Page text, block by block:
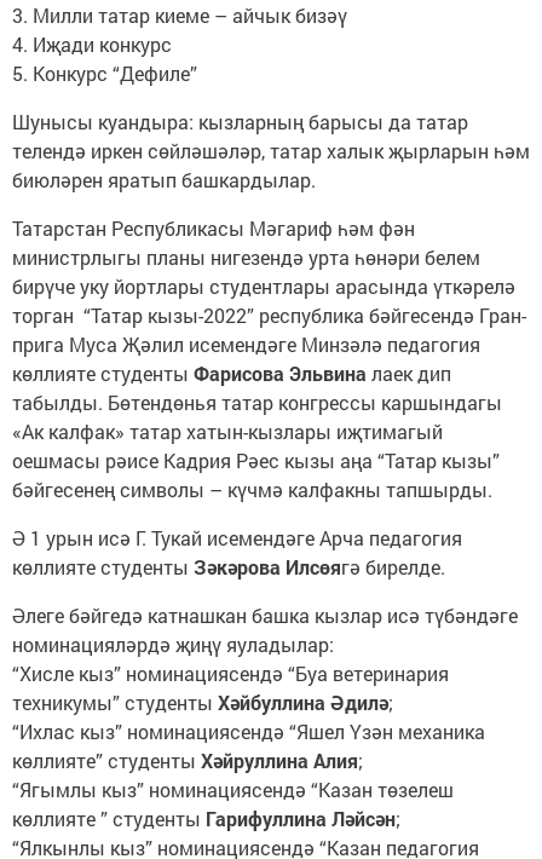
3. Милли татар киеме – айчык бизәү
4. Иҗади конкурс
5. Конкурс “Дефиле”
Шунысы куандыра: кызларның барысы да татар
телендә иркен сөйләшәләр, татар халык җырларын һәм
биюләрен яратып башкардылар.
Татарстан Республикасы Мәгариф һәм фән
министрлыгы планы нигезендә урта һөнәри белем
бирүче уку йортлары студентлары арасында үткәрелә
торган “Татар кызы-2022” республика бәйгесендә Гран-
прига Муса Җәлил исемендәге Минзәлә педагогия
көллияте студенты Фарисова Эльвина лаек дип
табылды. Бөтендөнья татар конгрессы каршындагы
«Ак калфак» татар хатын-кызлары иҗтимагый
оешмасы рәисе Кадрия Рәес кызы аңа “Татар кызы”
бәйгесенең символы – күчмә калфакны тапшырды.
Ә 1 урын исә Г. Тукай исемендәге Арча педагогия
көллияте студенты Зәкәрова Илсөягә бирелде.
Әлеге бәйгедә катнашкан башка кызлар исә түбәндәге
номинацияләрдә җиңү яуладылар:
“Хисле кыз” номинациясендә “Буа ветеринария
техникумы” студенты Хәйбуллина Әдилә;
“Ихлас кыз” номинациясендә “Яшел Үзән механика
көллияте” студенты Хәйруллина Алия;
“Ягымлы кыз” номинациясендә “Казан төзелеш
көллияте ” студенты Гарифуллина Ләйсән;
“Ялкынлы кыз” номинациясендә “Казан педагогия